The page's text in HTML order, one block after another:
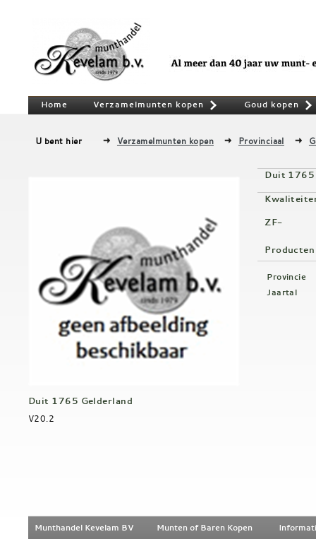
Home Verzamelmunten kopen Goud kopen
U bent hier Verzamelmunten kopen Provinciaal
Duit 1765 Gelderland
V20.2
Duit 1765
ZF-
Provincie
Jaartal
Munthandel Kevelam BV Munten of Baren Kopen